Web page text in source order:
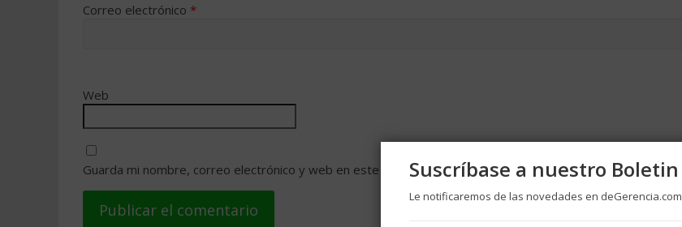
Correo electrónico *
Web
Guarda mi nombre, correo electrónico y web en este navegador para la próxima vez que comente.
Suscríbase a nuestro Boletin
Le notificaremos de las novedades en deGerencia.com